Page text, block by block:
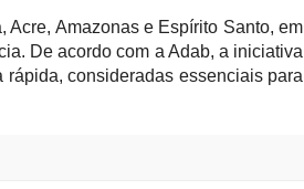
Acre, Amazonas e Espírito Santo, em
De acordo com a Adab, a iniciativa
consideradas essenciais para